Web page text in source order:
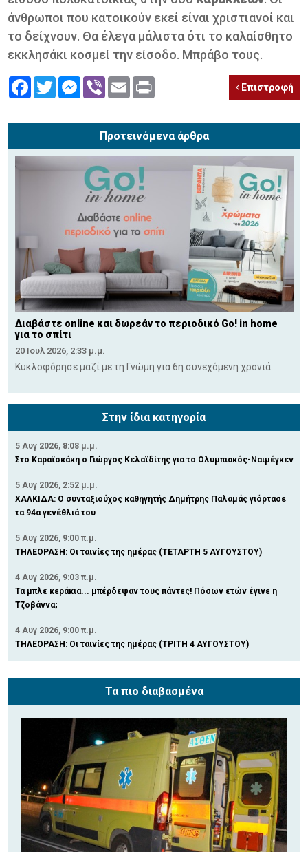
άνθρωποι που κατοικούν εκεί είναι χριστιανοί και
το δείχνουν. Θα έλεγα μάλιστα ότι το καλαίσθητο
εκκλησάκι κοσμεί την είσοδο. Μπράβο τους.
FacebookTwitterMessenger
Viber Email Επιστροφή
Προτεινόμενα άρθρα
Διαβάστε online και δωρεάν το περιοδικό Go! in home
για το σπίτι
20 Ιουλ 2026, 2:33 μ.μ.
Κυκλοφόρησε μαζί με τη Γνώμη για 6η συνεχόμενη χρονιά.
Στην ίδια κατηγορία
5 Αυγ 2026, 8:08 μ.μ.
Στο Καραϊσκάκη ο Γιώργος Κελαϊδίτης για το Ολυμπιακός-Ναιμέγκεν
5 Αυγ 2026, 2:52 μ.μ.
ΧΑΛΚΙΔΑ: Ο συνταξιούχος καθηγητής Δημήτρης Παλαμάς γιόρτασε
τα 94α γενέθλιά του
5 Αυγ 2026, 9:00 π.μ.
ΤΗΛΕΟΡΑΣΗ: Οι ταινίες της ημέρας (ΤΕΤΑΡΤΗ 5 ΑΥΓΟΥΣΤΟΥ)
4 Αυγ 2026, 9:03 π.μ.
Τα μπλε κεράκια... μπέρδεψαν τους πάντες! Πόσων ετών έγινε η
Τζοβάννα;
4 Αυγ 2026, 9:00 π.μ.
ΤΗΛΕΟΡΑΣΗ: Οι ταινίες της ημέρας (ΤΡΙΤΗ 4 ΑΥΓΟΥΣΤΟΥ)
Τα πιο διαβασμένα